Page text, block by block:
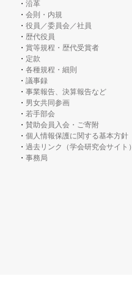
沿革
会則・内規
役員／委員会／社員
歴代役員
賞等規程・歴代受賞者
定款
各種規程・細則
議事録
事業報告、決算報告など
男女共同参画
若手部会
賛助会員入会・ご寄附
個人情報保護に関する基本方針
過去リンク（学会研究会サイト）
事務局